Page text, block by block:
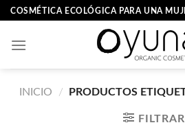
Skip
content
COSMÉTICA ECOLÓGICA PARA UNA
INICIO / PRODUCTOS
FILTRAR